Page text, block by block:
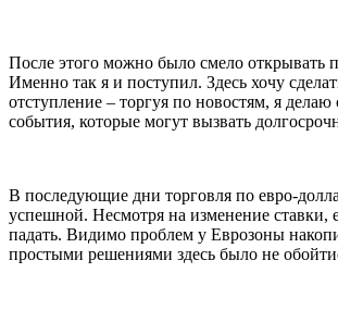
После этого можно было смело открывать
Именно так я и поступил. Здесь хочу
отступление – торгуя по новостям, я делаю
события, которые могут вызвать
В последующие дни торговля по евро-
успешной. Несмотря на изменение ставки,
падать. Видимо проблем у Еврозоны
простыми решениями здесь было не